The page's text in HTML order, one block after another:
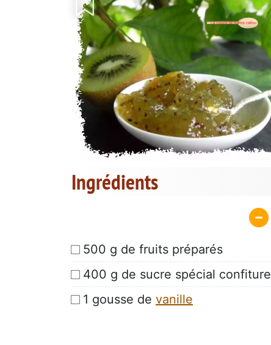
Ingrédients
500 g de fruits préparés
400 g de sucre spécial confiture
1 gousse de vanille